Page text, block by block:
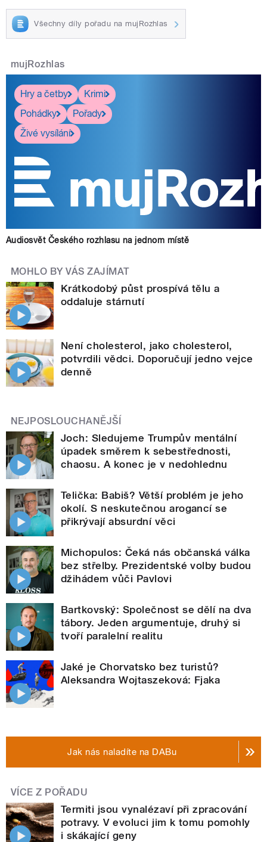
Všechny díly pořadu na mujRozhlas
mujRozhlas
Hry a četby
Krimi
Pohádky
Pořady
Živé vysílání
Audiosvět Českého rozhlasu na jednom místě
MOHLO BY VÁS ZAJÍMAT
Krátkodobý půst prospívá tělu a
oddaluje stárnutí
Není cholesterol, jako cholesterol,
potvrdili vědci. Doporučují jedno vejce
denně
NEJPOSLOUCHANĚJŠÍ
Joch: Sledujeme Trumpův mentální
úpadek směrem k sebestřednosti,
chaosu. A konec je v nedohlednu
Telička: Babiš? Větší problém je jeho
okolí. S neskutečnou arogancí se
přikrývají absurdní věci
Michopulos: Čeká nás občanská válka
bez střelby. Prezidentské volby budou
džihádem vůči Pavlovi
Bartkovský: Společnost se dělí na dva
tábory. Jeden argumentuje, druhý si
tvoří paralelní realitu
Jaké je Chorvatsko bez turistů?
Aleksandra Wojtaszeková: Fjaka
Jak nás naladíte na DABu
VÍCE Z POŘADU
Termiti jsou vynalézaví při zpracování
potravy. V evoluci jim k tomu pomohly
i skákající geny